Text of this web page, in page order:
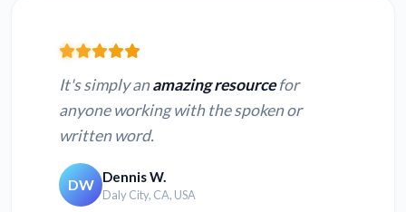
It's simply anamazing resourcefor
anyone working with the spoken or
written word.
DW Dennis W.
Daly City, CA, USA